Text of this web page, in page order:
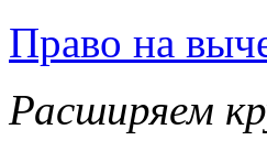
Право на
Расширяем